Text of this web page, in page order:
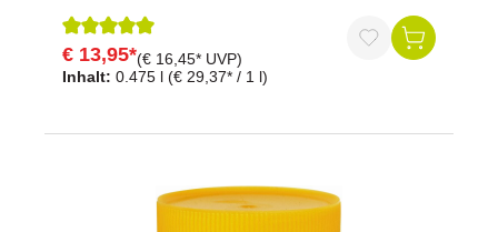
Wirkung auf den beanspruchten Huf. Effol Huf-Öl
zieht besonders schnell ein, ist schmutzabweisend
und verleiht dem Huf brillanten Glanz. Die
Pinseldose sorgt für sparsame Anwendung und
Lorbeeröl, ThymolInhalt: 475 ml
Durchschnittliche Bewertung von 5 von 5 Sternen
Inhalt: 0.475 l (€ 29,37* / 1 l)
€ 13,95*(€ 16,45* UVP)